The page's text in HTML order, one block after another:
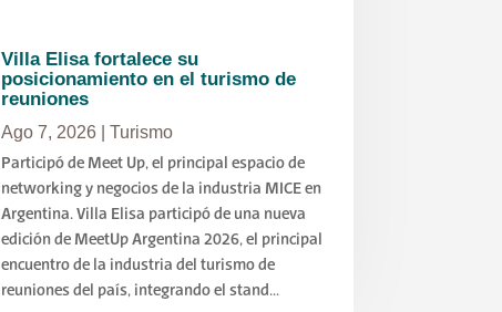
Villa Elisa fortalece su
posicionamiento en el turismo de
reuniones
Ago 7, 2026| Turismo
Participó de Meet Up, el principal espacio de
networking y negocios de la industria MICE en
Argentina. Villa Elisa participó de una nueva
edición de MeetUp Argentina 2026, el principal
encuentro de la industria del turismo de
reuniones del país, integrando el stand...